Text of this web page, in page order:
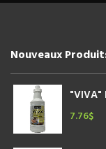
Nouveaux
"VIVA"
7.76$